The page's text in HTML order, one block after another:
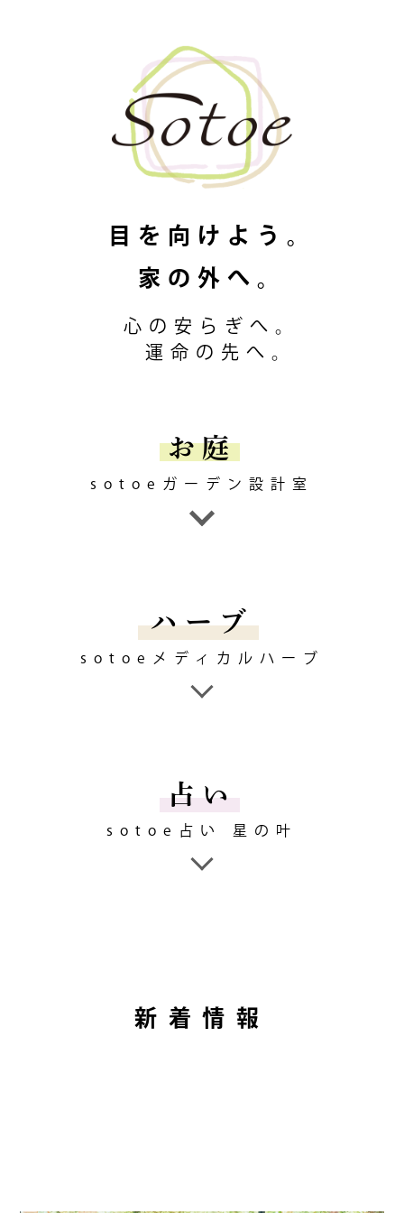
目を向けよう。
家の外へ。
心の安らぎへ。
運命の先へ。
お庭
sotoeガーデン設計室
ハーブ
sotoeメディカルハーブ
占い
sotoe占い 星の叶
新着情報